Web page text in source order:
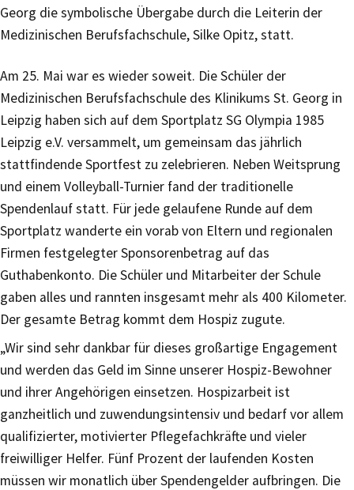
Georg die symbolische Übergabe durch die Leiterin der
Medizinischen Berufsfachschule, Silke Opitz, statt.
Am 25. Mai war es wieder soweit. Die Schüler der
Medizinischen Berufsfachschule des Klinikums St. Georg in
Leipzig haben sich auf dem Sportplatz SG Olympia 1985
Leipzig e.V. versammelt, um gemeinsam das jährlich
stattfindende Sportfest zu zelebrieren. Neben Weitsprung
und einem Volleyball-Turnier fand der traditionelle
Spendenlauf statt. Für jede gelaufene Runde auf dem
Sportplatz wanderte ein vorab von Eltern und regionalen
Firmen festgelegter Sponsorenbetrag auf das
Guthabenkonto. Die Schüler und Mitarbeiter der Schule
gaben alles und rannten insgesamt mehr als 400 Kilometer.
Der gesamte Betrag kommt dem Hospiz zugute.
„Wir sind sehr dankbar für dieses großartige Engagement
und werden das Geld im Sinne unserer Hospiz-Bewohner
und ihrer Angehörigen einsetzen. Hospizarbeit ist
ganzheitlich und zuwendungsintensiv und bedarf vor allem
qualifizierter, motivierter Pflegefachkräfte und vieler
freiwilliger Helfer. Fünf Prozent der laufenden Kosten
müssen wir monatlich über Spendengelder aufbringen. Die